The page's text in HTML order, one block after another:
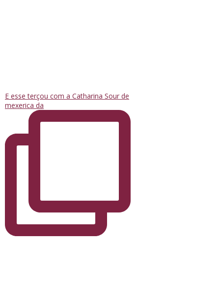
E esse terçou com a Catharina Sour de
mexerica da